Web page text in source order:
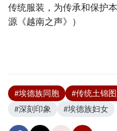
传统服装，为传承和保护
源《越南之声》）
#埃德族同胞 #传统土锦
#深刻印象
#埃德族妇女